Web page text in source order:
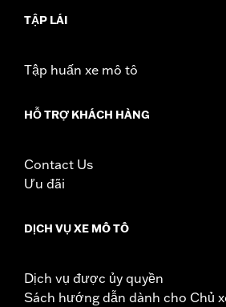
TẬP LÁI
Tập huấn xe mô tô
HỖ TRỢ KHÁCH HÀNG
Contact Us
Ưu đãi
DỊCH VỤ XE MÔ TÔ
Dịch vụ được ủy quyền
Sách hướng dẫn dành cho Chủ